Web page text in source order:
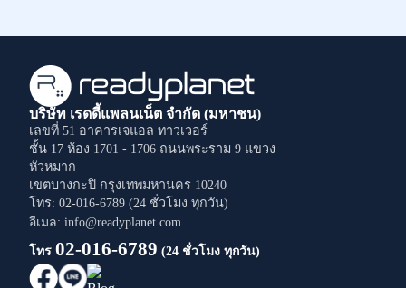
บริษัท เรดดี้แพลนเน็ต จำกัด (มหาชน)
เลขที่ 51 อาคารเจแอล ทาวเวอร์
ชั้น 17 ห้อง 1701 - 1706 ถนนพระราม 9 แขวง
หัวหมาก
เขตบางกะปิ กรุงเทพมหานคร 10240
โทร: 02-016-6789 (24 ชั่วโมง ทุกวัน)
อีเมล: info@readyplanet.com
โทร 02-016-6789 (24 ชั่วโมง ทุกวัน)